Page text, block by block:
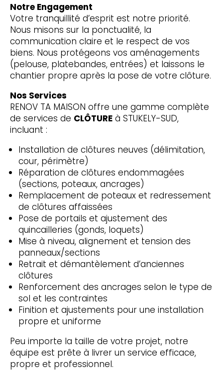
Notre Engagement
Votre tranquillité d’esprit est notre priorité.
Nous misons sur la ponctualité, la
communication claire et le respect de vos
biens. Nous protégeons vos aménagements
(pelouse, platebandes, entrées) et laissons le
chantier propre après la pose de votre clôture.
Nos Services
RENOV TA MAISON offre une gamme complète
de services de CLÔTUREà STUKELY-SUD,
incluant :
Installation de clôtures neuves (délimitation,
cour, périmètre)
Réparation de clôtures endommagées
(sections, poteaux, ancrages)
Remplacement de poteaux et redressement
de clôtures affaissées
Pose de portails et ajustement des
quincailleries (gonds, loquets)
Mise à niveau, alignement et tension des
panneaux/sections
Retrait et démantèlement d’anciennes
clôtures
Renforcement des ancrages selon le type de
sol et les contraintes
Finition et ajustements pour une installation
propre et uniforme
Peu importe la taille de votre projet, notre
équipe est prête à livrer un service efficace,
propre et professionnel.